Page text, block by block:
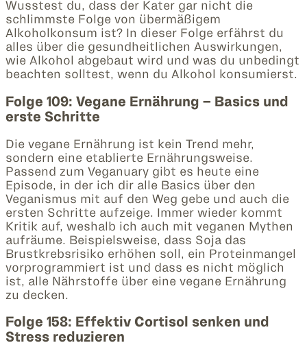
Wusstest du, dass der Kater gar nicht die
schlimmste Folge von übermäßigem
Alkoholkonsum ist? In dieser Folge erfährst du
alles über die gesundheitlichen Auswirkungen,
wie Alkohol abgebaut wird und was du unbedingt
beachten solltest, wenn du Alkohol konsumierst.
Folge 109: Vegane Ernährung – Basics und
erste Schritte
Die vegane Ernährung ist kein Trend mehr,
sondern eine etablierte Ernährungsweise.
Passend zum Veganuary gibt es heute eine
Episode, in der ich dir alle Basics über den
Veganismus mit auf den Weg gebe und auch die
ersten Schritte aufzeige. Immer wieder kommt
Kritik auf, weshalb ich auch mit veganen Mythen
aufräume. Beispielsweise, dass Soja das
Brustkrebsrisiko erhöhen soll, ein Proteinmangel
vorprogrammiert ist und dass es nicht möglich
ist, alle Nährstoffe über eine vegane Ernährung
zu decken.
Folge 158: Effektiv Cortisol senken und
Stress reduzieren